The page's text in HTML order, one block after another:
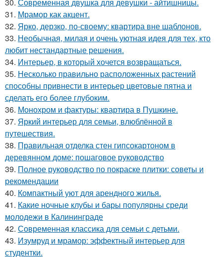
31. Мрамор как акцент.
32. Ярко, дерзко, по-своему: квартира вне шаблонов.
33. Необычная, милая и очень уютная идея для тех, кто
любит нестандартные решения.
34. Интерьер, в который хочется возвращаться.
35. Несколько правильно расположенных растений
способны привнести в интерьер цветовые пятна и
сделать его более глубоким.
36. Монохром и фактуры: квартира в Пушкине.
37. Яркий интерьер для семьи, влюблённой в
путешествия.
38. Правильная отделка стен гипсокартоном в
деревянном доме: пошаговое руководство
39. Полное руководство по покраске плитки: советы и
рекомендации
40. Компактный уют для арендного жилья.
41. Какие ночные клубы и бары популярны среди
молодежи в Калининграде
42. Современная классика для семьи с детьми.
43. Изумруд и мрамор: эффектный интерьер для
студентки.